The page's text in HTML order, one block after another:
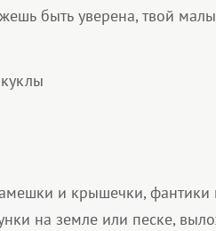
быть уверена, твой
и крышечки, фантики
на земле или песке,